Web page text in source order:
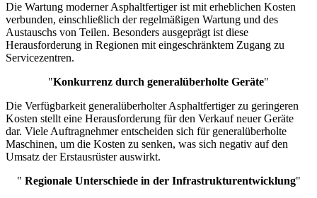
Die Wartung moderner Asphaltfertiger ist mit erheblichen Kosten
verbunden, einschließlich der regelmäßigen Wartung und des
Austauschs von Teilen. Besonders ausgeprägt ist diese
Herausforderung in Regionen mit eingeschränktem Zugang zu
Servicezentren.
"Konkurrenz durch generalüberholte Geräte"
Die Verfügbarkeit generalüberholter Asphaltfertiger zu geringeren
Kosten stellt eine Herausforderung für den Verkauf neuer Geräte
dar. Viele Auftragnehmer entscheiden sich für generalüberholte
Maschinen, um die Kosten zu senken, was sich negativ auf den
Umsatz der Erstausrüster auswirkt.
" Regionale Unterschiede in der Infrastrukturentwicklung"